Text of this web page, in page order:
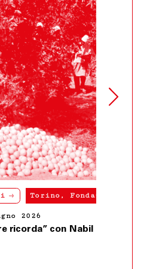
Fondazione Merz
Nabil Bey Salameh